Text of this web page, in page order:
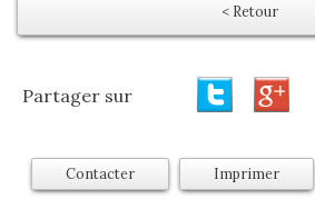
< Retour
Partager sur
Contacter Imprimer